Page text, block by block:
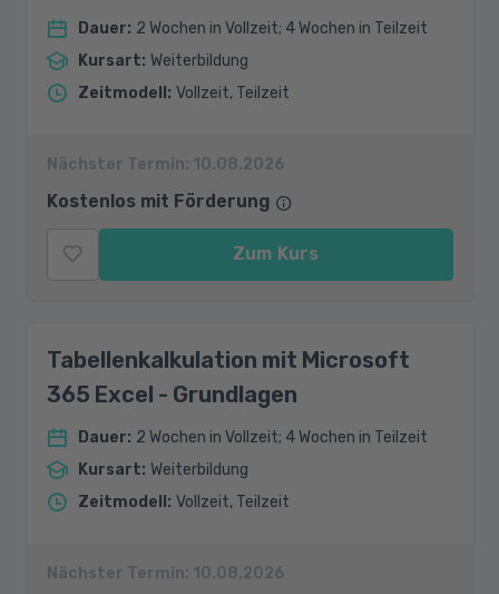
Dauer: 2 Wochen in Vollzeit; 4 Wochen in Teilzeit
Kursart: Weiterbildung
Zeitmodell : Vollzeit, Teilzeit
Nächster Termin: 10.08.2026
Kostenlos mit Förderung
Zum Kurs
Tabellenkalkulation mit Microsoft
365 Excel - Grundlagen
Dauer: 2 Wochen in Vollzeit; 4 Wochen in Teilzeit
Kursart: Weiterbildung
Zeitmodell : Vollzeit, Teilzeit
Nächster Termin: 10.08.2026